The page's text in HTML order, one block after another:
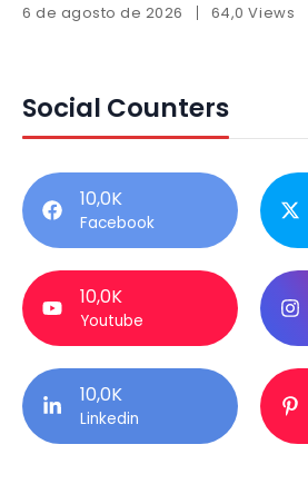
6 de agosto de 2026 64,0 Views
Social Counters
10,0K
Facebook
10,0K
Youtube
10,0K
Linkedin